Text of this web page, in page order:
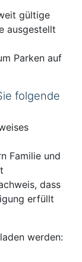
gültige
ausgestellt
Parken auf
folgende
Familie und
dass
erfüllt
werden: